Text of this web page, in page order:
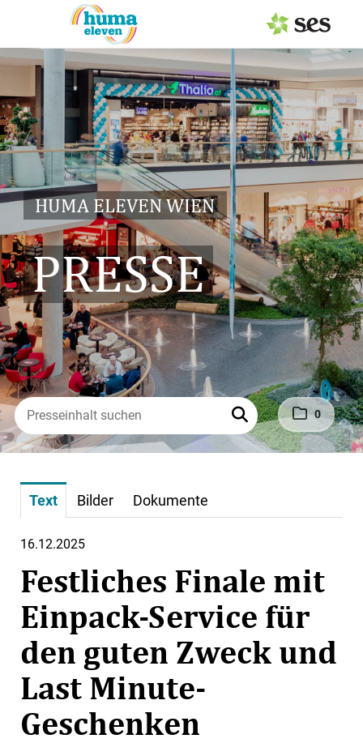
0
HUMA ELEVEN WIEN
PRESSE
PRESSEAUSSENDUNGEN
Center & Marken
Services
Events
MEDIAGALERIE
PRESSEKONTAKT
Text Bilder Dokumente
16.12.2025
Festliches Finale mit
Einpack-Service für
den guten Zweck und
Last Minute-
Geschenken